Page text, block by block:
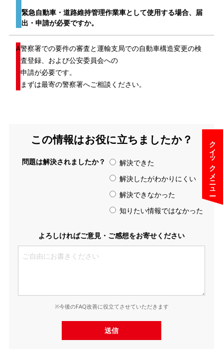
クイックメニュー
緊急自動車・道路維持管理作業車として使用する場合、届
出・申請が必要ですか。
警察署での要件の審査と運輸支局での自動車構造変更の検
査登録、および公安委員会への
申請が必要です。
まずは最寄の警察署へご相談ください。
この情報はお役に立ちましたか？
問題は解決されましたか？
解決できた
解決したがわかりにくい
解決できなかった
知りたい情報ではなかった
よろしければご意見・ご感想をお寄せください
※今後のFAQ改善に役立てさせていただきます
送信